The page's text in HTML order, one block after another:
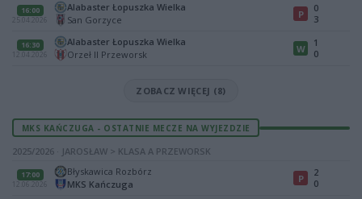
16:00
25.04.2026
Alabaster Łopuszka Wielka
San Gorzyce
P
0
3
16:30
12.04.2026
Alabaster Łopuszka Wielka
Orzeł II Przeworsk
W
1
0
ZOBACZ WIĘCEJ (8)
MKS KAŃCZUGA - OSTATNIE MECZE NA WYJEZDZIE
2025/2026 · JAROSŁAW > KLASA A PRZEWORSK
17:00
12.06.2026
Błyskawica Rozbórz
MKS Kańczuga
P
2
0